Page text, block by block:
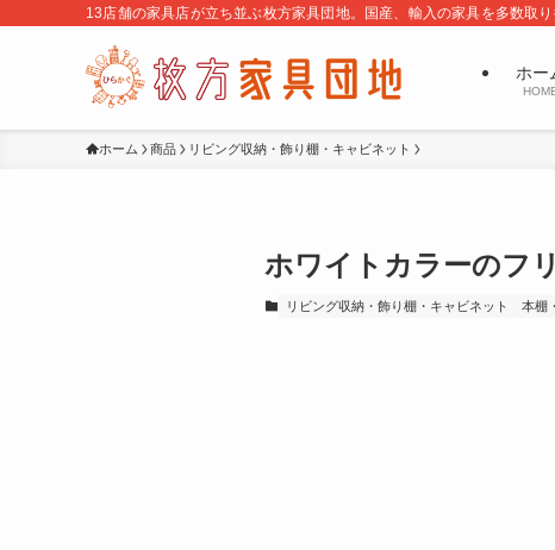
13店舗の家具店が立ち並ぶ枚方家具団地。国産、輸入の家具を多数取り
ホー
ホーム 商品 リビング収納・飾り棚・キャビネット
ホワイトカラーのフ
リビング収納・飾り棚・キャビネット 本棚